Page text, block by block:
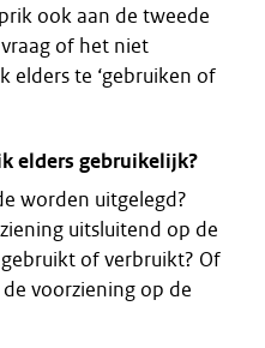
ook aan de tweede
of het niet
elders te ‘gebruiken of
elders gebruikelijk?
worden uitgelegd?
uitsluitend op de
of verbruikt? Of
voorziening op de